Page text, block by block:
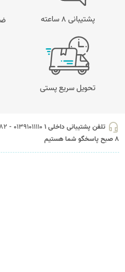
پشتیبانی 8 ساعته
تحویل سریع پستی
headset_mic تلفن پشتیبانی داخلی 1 01391011110 - 09034646082
8 صبح پاسخگو شما هستیم